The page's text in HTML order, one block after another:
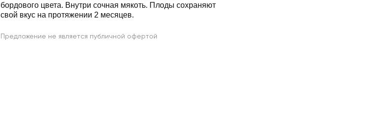
бордового цвета. Внутри сочная мякоть. Плоды сохраняют
свой вкус на протяжении 2 месяцев.
Предложение не является публичной офертой